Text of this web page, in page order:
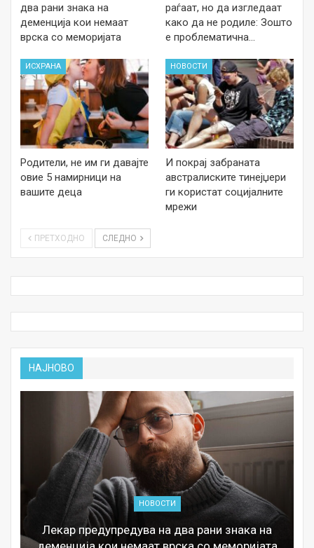
два рани знака на
деменција кои немаат
врска со меморијата
раѓаат, но да изгледаат
како да не родиле: Зошто
е проблематична…
ИСХРАНА
Родители, не им ги давајте
овие 5 намирници на
вашите деца
НОВОСТИ
И покрај забраната
австралиските тинејџери
ги користат социјалните
мрежи
ПРЕТХОДНО СЛЕДНО
НАЈНОВО
НОВОСТИ
Лекар предупредува на два рани знака на